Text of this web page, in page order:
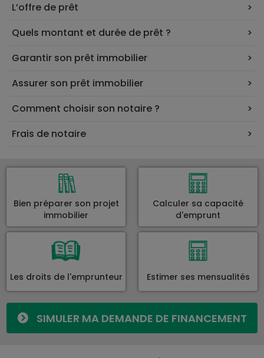
L’offre de prêt
Quels montant et durée de prêt ?
Garantir son prêt immobilier
Assurer son prêt immobilier
Comment choisir son notaire ?
Frais de notaire
Bien préparer son projet
immobilier
Calculer sa capacité
d'emprunt
Les droits de l'emprunteur Estimer ses mensualités
SIMULER MA DEMANDE DE FINANCEMENT